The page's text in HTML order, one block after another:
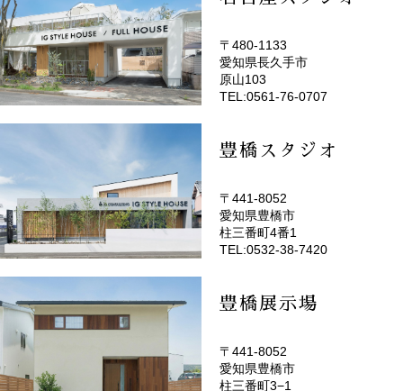
(EMOTOP名古屋)
〒480-1133
愛知県長久手市
原山103
TEL:0561-76-0707
豊橋スタジオ
(EMOTOP豊橋)
〒441-8052
愛知県豊橋市
柱三番町4番1
TEL:0532-38-7420
豊橋展示場
〒441-8052
愛知県豊橋市
柱三番町3−1